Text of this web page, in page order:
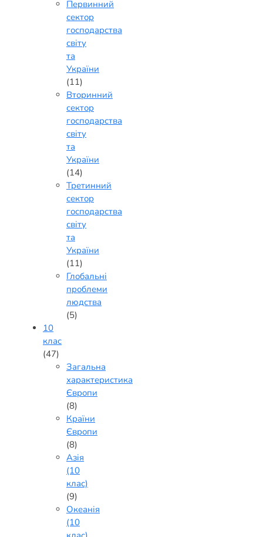
Первинний
сектор
господарства
світу
та
України
(11)
Вторинний
сектор
господарства
світу
та
України
(14)
Третинний
сектор
господарства
світу
та
України
(11)
Глобальні
проблеми
людства
(5)
10
клас
(47)
Загальна
характеристика
Європи
(8)
Країни
Європи
(8)
Азія
(10
клас)
(9)
Океанія
(10